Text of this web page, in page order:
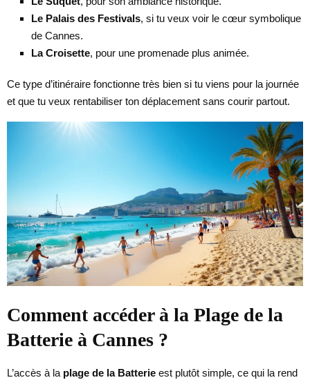
Le Palais des Festivals, si tu veux voir le cœur symbolique
de Cannes.
La Croisette, pour une promenade plus animée.
Ce type d’itinéraire fonctionne très bien si tu viens pour la journée
et que tu veux rentabiliser ton déplacement sans courir partout.
Comment accéder à la Plage de la
Batterie à Cannes ?
L’accès à la plage de la Batterie est plutôt simple, ce qui la rend